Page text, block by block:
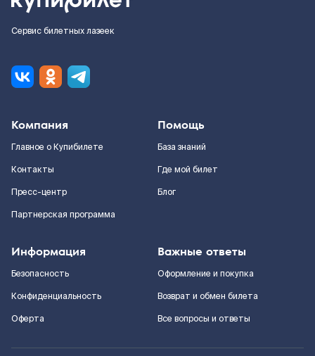
Сервис билетных лазеек
Компания
Главное о Купибилете
Контакты
Пресс-центр
Партнерская программа
Помощь
База знаний
Где мой билет
Блог
Информация
Безопасность
Конфиденциальность
Оферта
Важные ответы
Оформление и покупка
Возврат и обмен билета
Все вопросы и ответы